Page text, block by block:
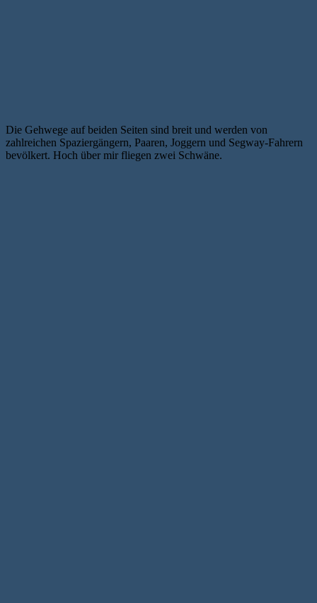
Die Gehwege auf beiden Seiten sind breit und werden von
zahlreichen Spaziergängern, Paaren, Joggern und Segway-Fahrern
bevölkert. Hoch über mir fliegen zwei Schwäne.